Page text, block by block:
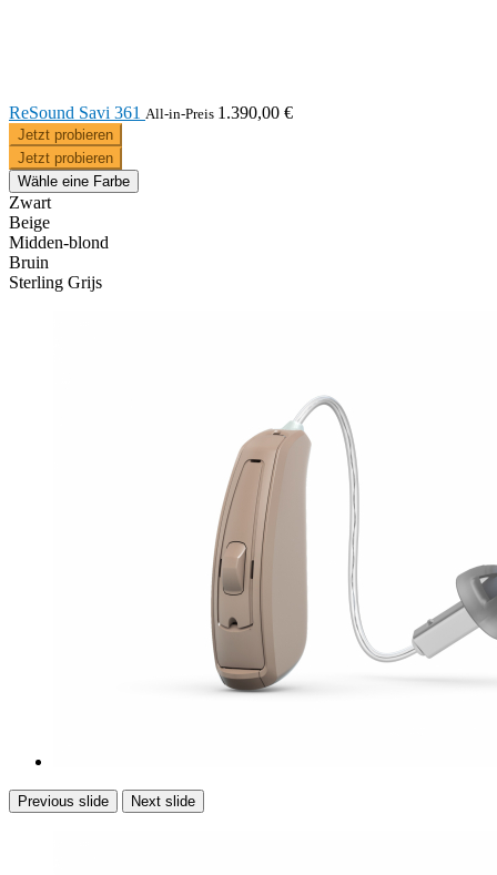
ReSound Savi 361 All-in-Preis 1.390,00 €
Jetzt probieren
Jetzt probieren
Wähle eine Farbe
Zwart
Beige
Midden-blond
Bruin
Sterling Grijs
Previous slide Next slide